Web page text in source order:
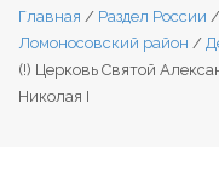
Главная / Раздел России /
Ломоносовский район /
(!) Церковь Святой
Николая I